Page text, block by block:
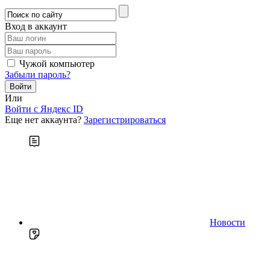
Вход в аккаунт
Чужой компьютер
Забыли пароль?
Или
Войти c Яндекс ID
Еще нет аккаунта? Зарегистрироваться
Новости